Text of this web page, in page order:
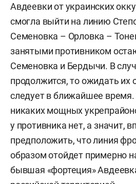
Авдеевки от украинских
смогла выйти на линию
Семеновка – Орловка –
занятыми противником
Семеновка и Бердычи. В
продолжится, то ожидать их
следует в ближайшее время.
никаких мощных
у противника нет, а значит,
предположить, что линия
образом отойдет примерно
бывшая «фортеция»